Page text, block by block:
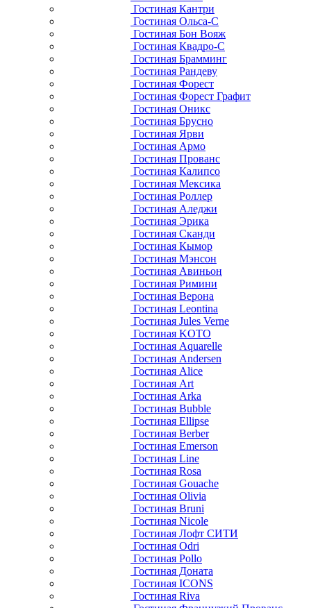
Гостиная Кантри
Гостиная Ольса-С
Гостиная Бон Вояж
Гостиная Квадро-С
Гостиная Брамминг
Гостиная Рандеву
Гостиная Форест
Гостиная Форест Графит
Гостиная Оникс
Гостиная Брусно
Гостиная Ярви
Гостиная Армо
Гостиная Прованс
Гостиная Калипсо
Гостиная Мексика
Гостиная Роллер
Гостиная Аледжи
Гостиная Эрика
Гостиная Сканди
Гостиная Кымор
Гостиная Мэнсон
Гостиная Авиньон
Гостиная Римини
Гостиная Верона
Гостиная Leontina
Гостиная Jules Verne
Гостиная KOTO
Гостиная Aquarelle
Гостиная Andersen
Гостиная Alice
Гостиная Art
Гостиная Arka
Гостиная Bubble
Гостиная Ellipse
Гостиная Berber
Гостиная Emerson
Гостиная Line
Гостиная Rosa
Гостиная Gouache
Гостиная Olivia
Гостиная Bruni
Гостиная Nicole
Гостиная Лофт СИТИ
Гостиная Odri
Гостиная Pollo
Гостиная Доната
Гостиная ICONS
Гостиная Riva